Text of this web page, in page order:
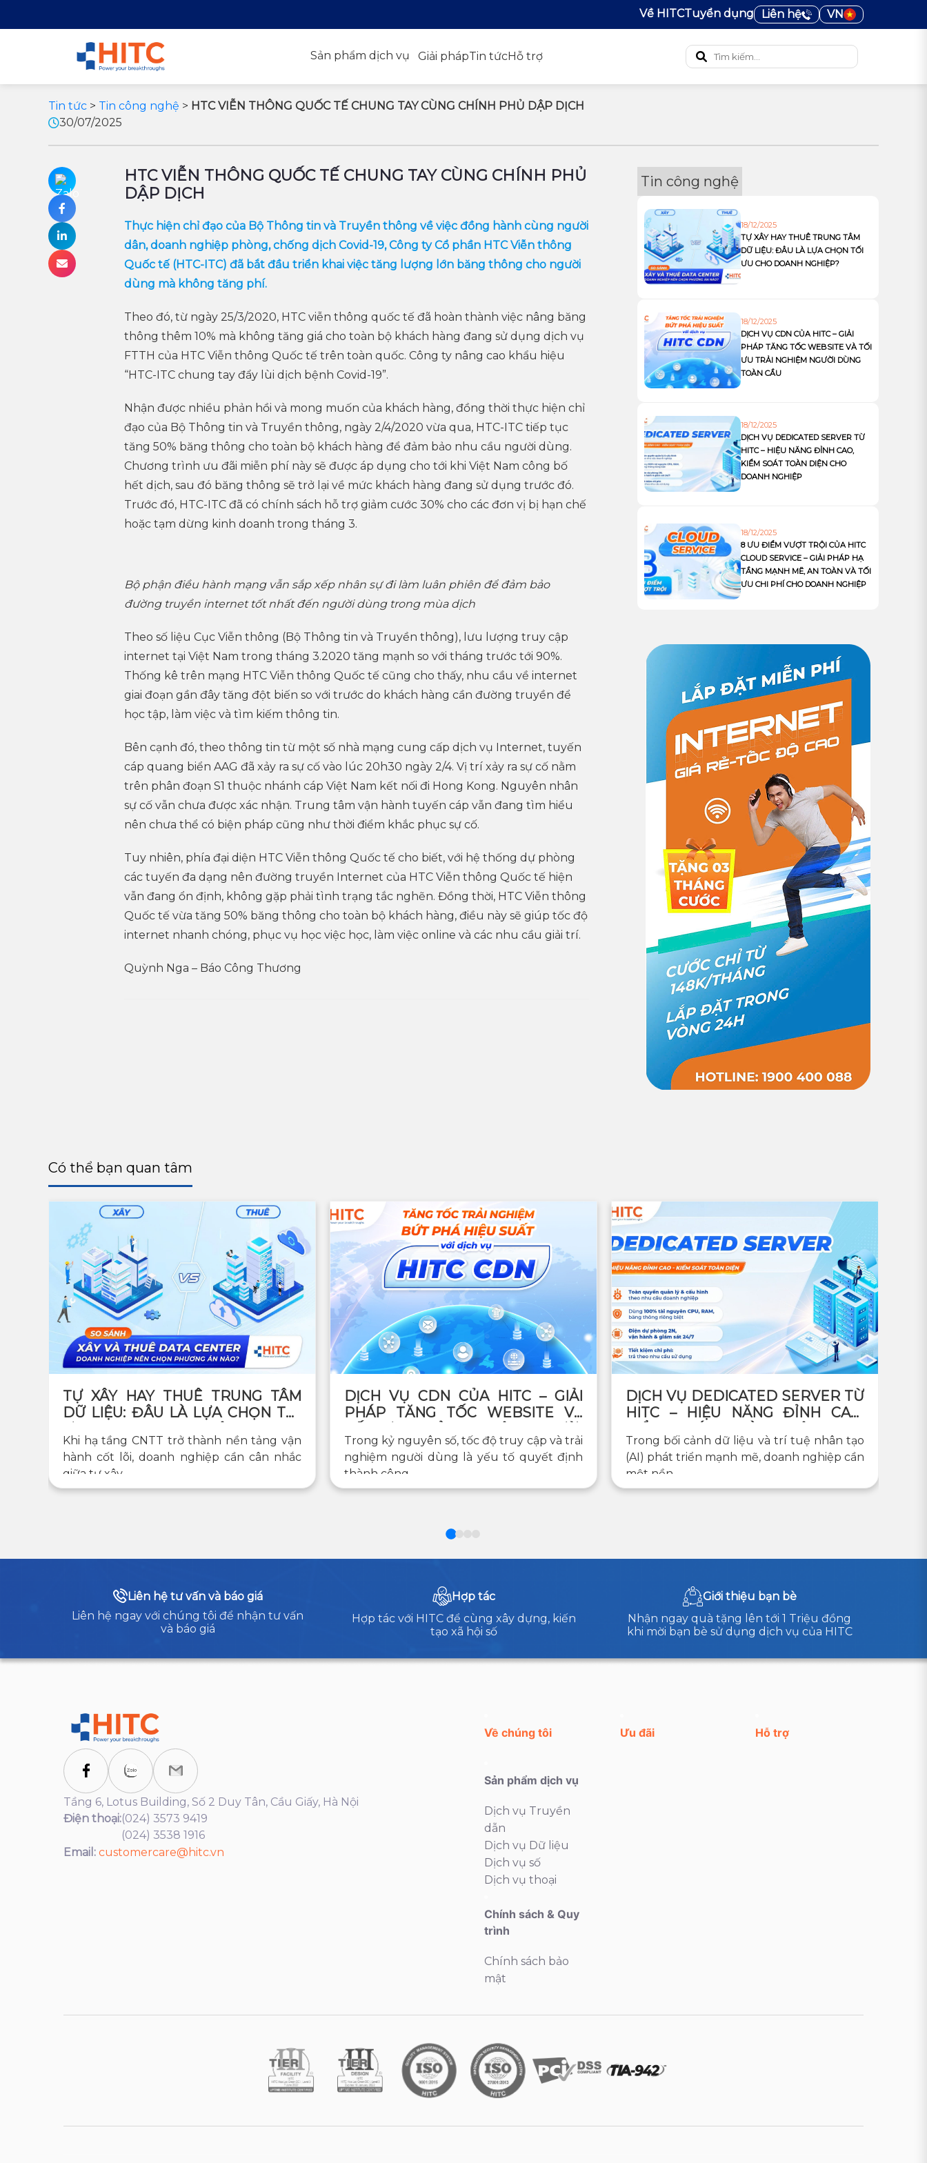
Về HITCTuyển dụng Liên hệ VN
Sản phẩm dịch vụ Giải phápTin tứcHỗ trợ
Tin tức > Tin công nghệ > HTC VIỄN THÔNG QUỐC TẾ CHUNG TAY CÙNG CHÍNH PHỦ DẬP DỊCH
30/07/2025
HTC VIỄN THÔNG QUỐC TẾ CHUNG TAY CÙNG CHÍNH PHỦ
DẬP DỊCH
Thực hiện chỉ đạo của Bộ Thông tin và Truyền thông về việc đồng hành cùng người
dân, doanh nghiệp phòng, chống dịch Covid-19, Công ty Cổ phần HTC Viễn thông
Quốc tế (HTC-ITC) đã bắt đầu triển khai việc tăng lượng lớn băng thông cho người
dùng mà không tăng phí.
Theo đó, từ ngày 25/3/2020, HTC viễn thông quốc tế đã hoàn thành việc nâng băng
thông thêm 10% mà không tăng giá cho toàn bộ khách hàng đang sử dụng dịch vụ
FTTH của HTC Viễn thông Quốc tế trên toàn quốc. Công ty nâng cao khẩu hiệu
“HTC-ITC chung tay đẩy lùi dịch bệnh Covid-19”.
Nhận được nhiều phản hồi và mong muốn của khách hàng, đồng thời thực hiện chỉ
đạo của Bộ Thông tin và Truyền thông, ngày 2/4/2020 vừa qua, HTC-ITC tiếp tục
tăng 50% băng thông cho toàn bộ khách hàng để đảm bảo nhu cầu người dùng.
Chương trình ưu đãi miễn phí này sẽ được áp dụng cho tới khi Việt Nam công bố
hết dịch, sau đó băng thông sẽ trở lại về mức khách hàng đang sử dụng trước đó.
Trước đó, HTC-ITC đã có chính sách hỗ trợ giảm cước 30% cho các đơn vị bị hạn chế
hoặc tạm dừng kinh doanh trong tháng 3.
Bộ phận điều hành mạng vẫn sắp xếp nhân sự đi làm luân phiên để đảm bảo
đường truyền internet tốt nhất đến người dùng trong mùa dịch
Theo số liệu Cục Viễn thông (Bộ Thông tin và Truyền thông), lưu lượng truy cập
internet tại Việt Nam trong tháng 3.2020 tăng mạnh so với tháng trước tới 90%.
Thống kê trên mạng HTC Viễn thông Quốc tế cũng cho thấy, nhu cầu về internet
giai đoạn gần đây tăng đột biến so với trước do khách hàng cần đường truyền để
học tập, làm việc và tìm kiếm thông tin.
Bên cạnh đó, theo thông tin từ một số nhà mạng cung cấp dịch vụ Internet, tuyến
cáp quang biển AAG đã xảy ra sự cố vào lúc 20h30 ngày 2/4. Vị trí xảy ra sự cố nằm
trên phân đoạn S1 thuộc nhánh cáp Việt Nam kết nối đi Hong Kong. Nguyên nhân
sự cố vẫn chưa được xác nhận. Trung tâm vận hành tuyến cáp vẫn đang tìm hiểu
nên chưa thể có biện pháp cũng như thời điểm khắc phục sự cố.
Tuy nhiên, phía đại diện HTC Viễn thông Quốc tế cho biết, với hệ thống dự phòng
các tuyến đa dạng nên đường truyền Internet của HTC Viễn thông Quốc tế hiện
vẫn đang ổn định, không gặp phải tình trạng tắc nghẽn. Đồng thời, HTC Viễn thông
Quốc tế vừa tăng 50% băng thông cho toàn bộ khách hàng, điều này sẽ giúp tốc độ
internet nhanh chóng, phục vụ học việc học, làm việc online và các nhu cầu giải trí.
Quỳnh Nga – Báo Công Thương
Tin công nghệ
18/12/2025
TỰ XÂY HAY THUÊ TRUNG TÂM
DỮ LIỆU: ĐÂU LÀ LỰA CHỌN TỐI
ƯU CHO DOANH NGHIỆP?
18/12/2025
DỊCH VỤ CDN CỦA HITC – GIẢI
PHÁP TĂNG TỐC WEBSITE VÀ TỐI
ƯU TRẢI NGHIỆM NGƯỜI DÙNG
TOÀN CẦU
18/12/2025
DỊCH VỤ DEDICATED SERVER TỪ
HITC – HIỆU NĂNG ĐỈNH CAO,
KIỂM SOÁT TOÀN DIỆN CHO
DOANH NGHIỆP
18/12/2025
8 ƯU ĐIỂM VƯỢT TRỘI CỦA HITC
CLOUD SERVICE – GIẢI PHÁP HẠ
TẦNG MẠNH MẼ, AN TOÀN VÀ TỐI
ƯU CHI PHÍ CHO DOANH NGHIỆP
Có thể bạn quan tâm
TỰ XÂY HAY THUÊ TRUNG TÂM
DỮ LIỆU: ĐÂU LÀ LỰA CHỌN TỐI
Khi hạ tầng CNTT trở thành nền tảng vận
hành cốt lõi, doanh nghiệp cần cân nhắc
giữa tự xây...
DỊCH VỤ CDN CỦA HITC – GIẢI
PHÁP TĂNG TỐC WEBSITE VÀ
DÙNG TOÀN CẦU
Trong kỷ nguyên số, tốc độ truy cập và trải
nghiệm người dùng là yếu tố quyết định
thành công...
DỊCH VỤ DEDICATED SERVER TỪ
HITC – HIỆU NĂNG ĐỈNH CAO,
DOANH NGHIỆP
Trong bối cảnh dữ liệu và trí tuệ nhân tạo
(AI) phát triển mạnh mẽ, doanh nghiệp cần
một nền...
Liên hệ tư vấn và báo giá
Liên hệ ngay với chúng tôi để nhận tư vấn
và báo giá
Hợp tác
Hợp tác với HITC để cùng xây dựng, kiến
tạo xã hội số
Giới thiệu bạn bè
Nhận ngay quà tặng lên tới 1 Triệu đồng
khi mời bạn bè sử dụng dịch vụ của HITC
Tầng 6, Lotus Building, Số 2 Duy Tân, Cầu Giấy, Hà Nội
Điện thoại:(024) 3573 9419
(024) 3538 1916
Email: customercare@hitc.vn
Về chúng tôi
Sản phẩm dịch vụ
Dịch vụ Truyền
dẫn
Dịch vụ Dữ liệu
Dịch vụ số
Dịch vụ thoại
Chính sách & Quy
trình
Chính sách bảo
mật
Ưu đãi Hỗ trợ